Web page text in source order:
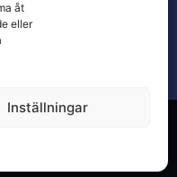
åt
eller
Inställningar